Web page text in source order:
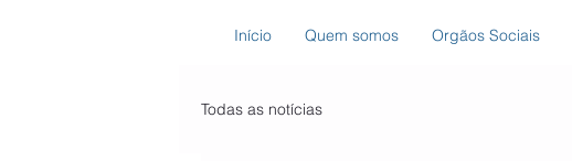
Início Quem somos Orgãos Sociais
Todas as notícias